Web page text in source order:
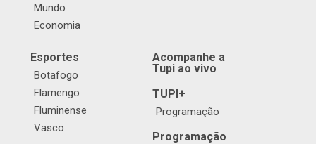
Mundo
Economia
Esportes
Botafogo
Flamengo
Fluminense
Vasco
Acompanhe a
Tupi ao vivo
TUPI+
Programação
Programação